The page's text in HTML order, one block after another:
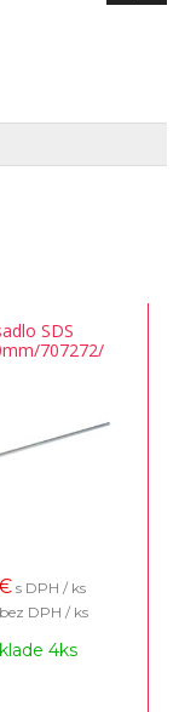
SDS
707272/
s DPH / ks
bez DPH / ks
4ks